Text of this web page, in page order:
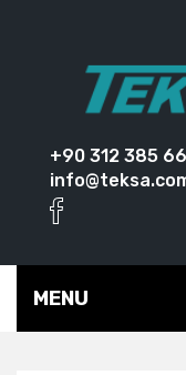
+90 312 385
MENU